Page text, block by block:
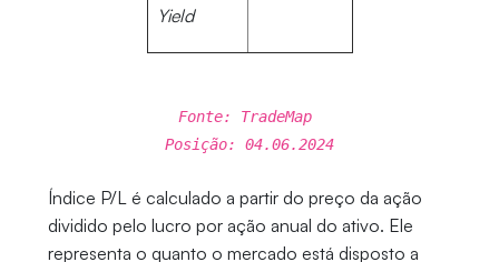
Yield
Fonte: TradeMap
Posição: 04.06.2024
Índice P/L é calculado a partir do preço da ação
dividido pelo lucro por ação anual do ativo. Ele
representa o quanto o mercado está disposto a